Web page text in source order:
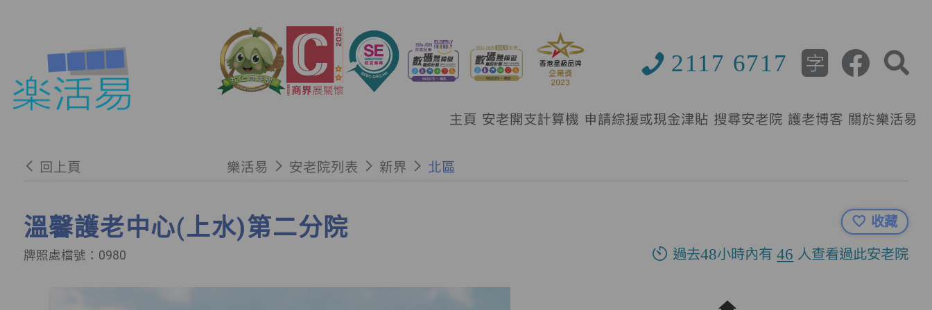
2117 6717
主頁 安老開支計算機 申請綜援或現金津貼 搜尋安老院 護老博客 關於樂活易
回上頁 樂活易 安老院列表 新界 北區
溫馨護老中心(上水)第二分院
牌照處檔號：0980
收藏
過去48小時內有46 人查看過此安老院